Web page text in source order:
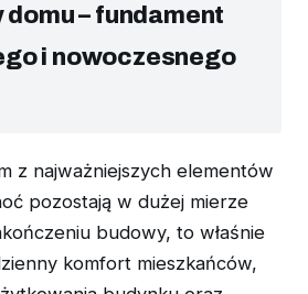
– fundament
i nowoczesnego
z najważniejszych elementów
pozostają w dużej mierze
budowy, to właśnie
komfort mieszkańców,